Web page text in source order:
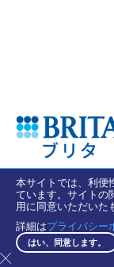
本サイトでは、利便
ています。サイトの
用に同意いただいた
詳細はプライバシー
はい、同意します。